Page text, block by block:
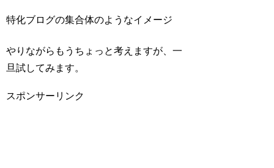
特化ブログの集合体のようなイメージ
やりながらもうちょっと考えますが、一
旦試してみます。
スポンサーリンク